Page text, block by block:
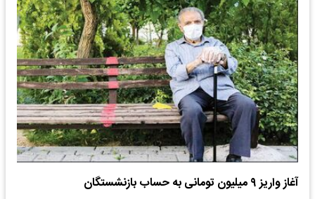
آغاز واریز ۹ میلیون تومانی به حساب بازنشستگان